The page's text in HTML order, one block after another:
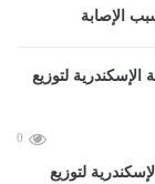
الإصابة
0
لتوزيع